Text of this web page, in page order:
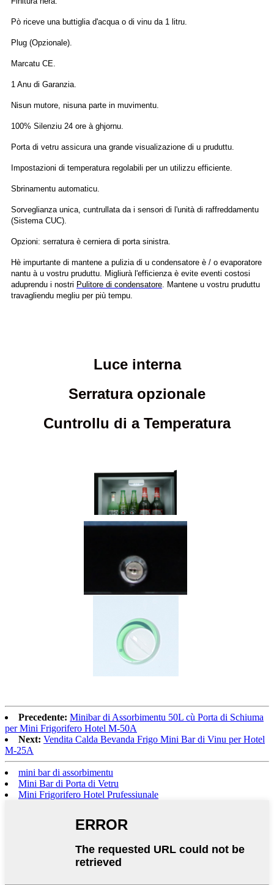
Pò riceve una buttiglia d'acqua o di vinu da 1 litru.
Plug (Opzionale).
Marcatu CE.
1 Anu di Garanzia.
Nisun mutore, nisuna parte in muvimentu.
100% Silenziu 24 ore à ghjornu.
Porta di vetru assicura una grande visualizazione di u pruduttu.
Impostazioni di temperatura regolabili per un utilizzu efficiente.
Sbrinamentu automaticu.
Sorveglianza unica, cuntrullata da i sensori di l'unità di raffreddamentu
(Sistema CUC).
Opzioni: serratura è cerniera di porta sinistra.
Hè impurtante di mantene a pulizia di u condensatore è / o evaporatore
nantu à u vostru pruduttu. Migliurà l'efficienza è evite eventi costosi
aduprendu i nostri Pulitore di condensatore. Mantene u vostru pruduttu
travagliendu megliu per più tempu.
Luce interna
Serratura opzionale
Cuntrollu di a Temperatura
Precedente: Minibar di Assorbimentu 50L cù Porta di Schiuma
per Mini Frigorifero Hotel M-50A
Next: Vendita Calda Bevanda Frigo Mini Bar di Vinu per Hotel
M-25A
mini bar di assorbimentu
Mini Bar di Porta di Vetru
Mini Frigorifero Hotel Prufessiunale